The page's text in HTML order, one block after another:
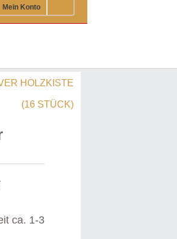
Mein Konto
HOLZKISTE
(16 STÜCK)
ca. 1-3